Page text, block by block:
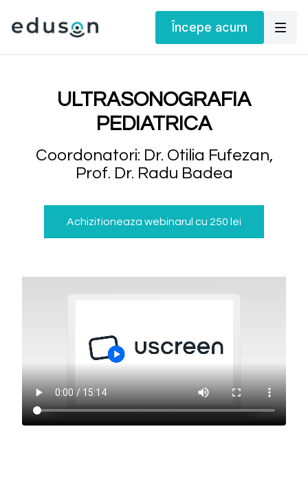
Începe acum
ULTRASONOGRAFIA
PEDIATRICA
Coordonatori: Dr. Otilia Fufezan,
Prof. Dr. Radu Badea
Achizitioneaza webinarul cu 250 lei